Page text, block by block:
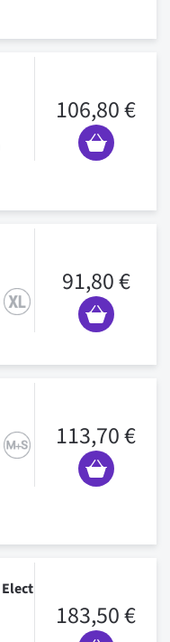
106,80 €
91,80 €
113,70 €
183,50 €